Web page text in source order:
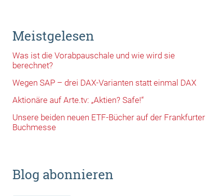
Meistgelesen
Was ist die Vorabpauschale und wie wird sie
berechnet?
Wegen SAP – drei DAX-Varianten statt einmal DAX
Aktionäre auf Arte.tv: „Aktien? Safe!“
Unsere beiden neuen ETF-Bücher auf der Frankfurter
Buchmesse
Blog abonnieren